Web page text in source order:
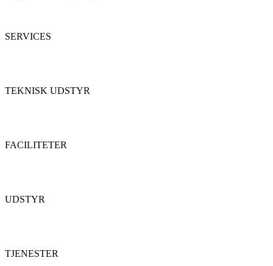
SERVICES
TEKNISK UDSTYR
FACILITETER
UDSTYR
TJENESTER